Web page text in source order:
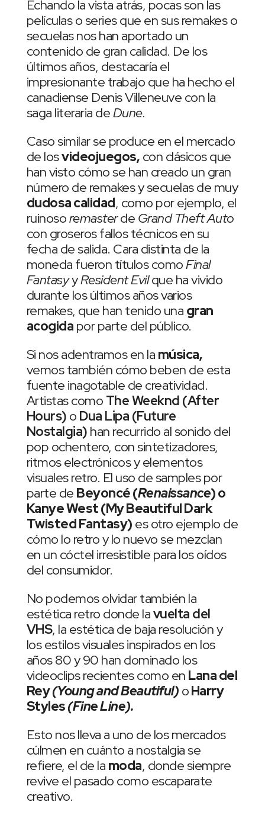
Echando la vista atrás, pocas son las
películas o series que en sus remakes o
secuelas nos han aportado un
contenido de gran calidad. De los
últimos años, destacaría el
impresionante trabajo que ha hecho el
canadiense Denis Villeneuve con la
saga literaria deDune.
Caso similar se produce en el mercado
de losvideojuegos, con clásicos que
han visto cómo se han creado un gran
número de remakes y secuelas de muy
dudosa calidad, como por ejemplo, el
ruinosoremasterde Grand Theft Auto
con groseros fallos técnicos en su
fecha de salida. Cara distinta de la
moneda fueron títulos comoFinal
FantasyyResident Evilque ha vivido
durante los últimos años varios
remakes, que han tenido una gran
acogida por parte del público.
Si nos adentramos en la música,
vemos también cómo beben de esta
fuente inagotable de creatividad.
Artistas como The Weeknd (After
Hours) o Dua Lipa (Future
Nostalgia) han recurrido al sonido del
pop ochentero, con sintetizadores,
ritmos electrónicos y elementos
visuales retro. El uso de samples por
parte de Beyoncé (Renaissance) o
Kanye West (My Beautiful Dark
Twisted Fantasy) es otro ejemplo de
cómo lo retro y lo nuevo se mezclan
en un cóctel irresistible para los oídos
del consumidor.
No podemos olvidar también la
estética retro donde lavuelta del
VHS, la estética de baja resolución y
los estilos visuales inspirados en los
años 80 y 90 han dominado los
videoclips recientes como en Lana del
Rey(Young and Beautiful) oHarry
Styles(Fine Line).
Esto nos lleva a uno de los mercados
cúlmen en cuánto a nostalgia se
refiere, el de la moda, donde siempre
revive el pasado como escaparate
creativo.